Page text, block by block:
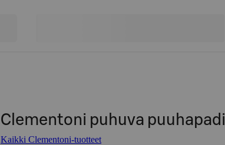
Clementoni puhuva puuhapadi
Kaikki Clementoni-tuotteet